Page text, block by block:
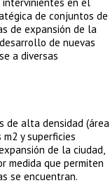
de conjuntos de
de expansión de la
de nuevas
a diversas
de alta densidad (área
y superficies
de la ciudad,
medida que permiten
se encuentran.